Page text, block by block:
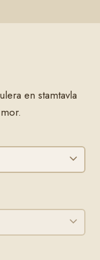
en stamtavla